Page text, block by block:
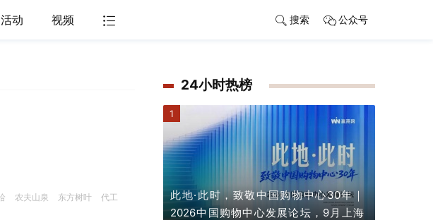
活动 视频 搜索 公众号
农夫山泉 东方树叶 代工
24小时热榜
1
此地·此时，致敬中国购物中心30年｜
2026中国购物中心发展论坛，9月上海